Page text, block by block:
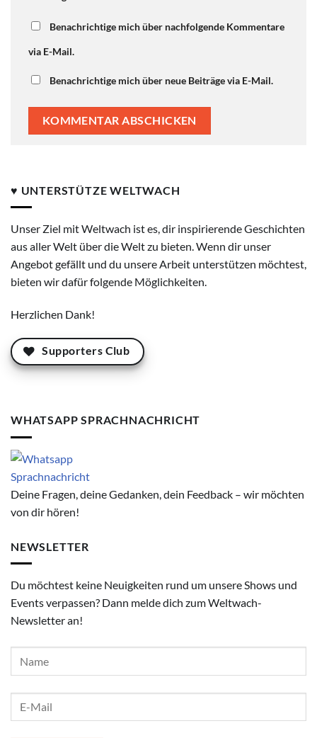
Benachrichtige mich über nachfolgende Kommentare
via E-Mail.
Benachrichtige mich über neue Beiträge via E-Mail.
♥ UNTERSTÜTZE WELTWACH
Unser Ziel mit Weltwach ist es, dir inspirierende Geschichten
aus aller Welt über die Welt zu bieten. Wenn dir unser
Angebot gefällt und du unsere Arbeit unterstützen möchtest,
bieten wir dafür folgende Möglichkeiten.
Herzlichen Dank!
Supporters Club
WHATSAPP SPRACHNACHRICHT
Deine Fragen, deine Gedanken, dein Feedback – wir möchten
von dir hören!
NEWSLETTER
Du möchtest keine Neuigkeiten rund um unsere Shows und
Events verpassen? Dann melde dich zum Weltwach-
Newsletter an!